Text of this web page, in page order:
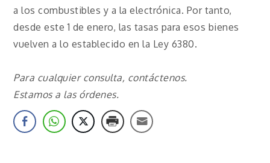
a los combustibles y a la electrónica. Por tanto,
desde este 1 de enero, las tasas para esos bienes
vuelven a lo establecido en la Ley 6380.
Para cualquier consulta, contáctenos.
Estamos a las órdenes.